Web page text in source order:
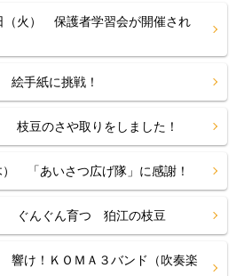
火） 保護者学習会が開催され
手紙に挑戦！
豆のさや取りをしました！
「あいさつ広げ隊」に感謝！
ぐんぐん育つ 狛江の枝豆
け！ＫＯＭＡ３バンド（吹奏楽